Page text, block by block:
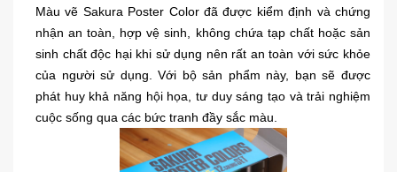
Màu vẽ Sakura Poster Color đã được kiểm định và chứng
nhận an toàn, hợp vệ sinh, không chứa tạp chất hoặc sản
sinh chất độc hại khi sử dụng nên rất an toàn với sức khỏe
của người sử dụng. Với bộ sản phẩm này, bạn sẽ được
phát huy khả năng hội họa, tư duy sáng tạo và trải nghiệm
cuộc sống qua các bức tranh đầy sắc màu.